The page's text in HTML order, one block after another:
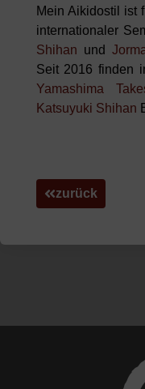
Mein Aikidostil ist
internationaler
Shihan und
Seit 2016 finden
Yamashima
Katsuyuki Shihan
zurück